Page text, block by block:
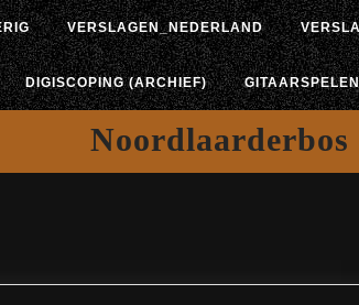
VERSLAGEN_NEDERLAND
DIGISCOPING (ARCHIEF) GITAARSPELEN
Noordlaarderbos